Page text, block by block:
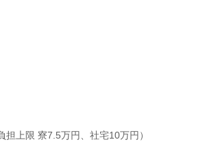
上限 寮7.5万円、社宅10万円）